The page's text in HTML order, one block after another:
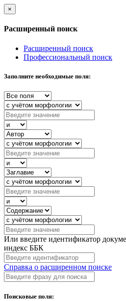
×
Расширенный поиск
Расширенный поиск
Профессиональный поиск
Заполните необходимые поля:
Или введите идентификатор
индекс ББК
Справка о расширенном поиске
Поисковые поля: